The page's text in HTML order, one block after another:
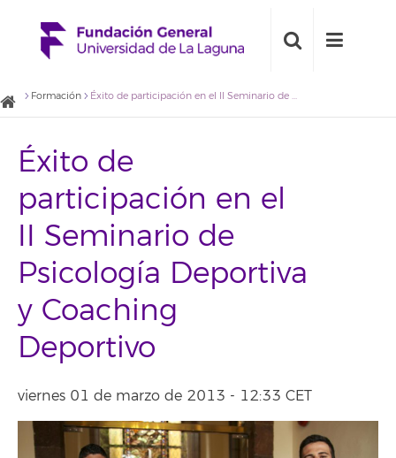
Formación Éxito de participación en el II Seminario de Psicología Deportiva y Coaching Deportivo
Éxito de
participación en el
II Seminario de
Psicología Deportiva
y Coaching
Deportivo
viernes 01 de marzo de 2013 - 12:33 CET